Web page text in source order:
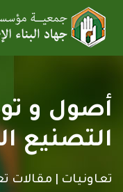
أصول و
التصنيع
تعاونيات | مقالات